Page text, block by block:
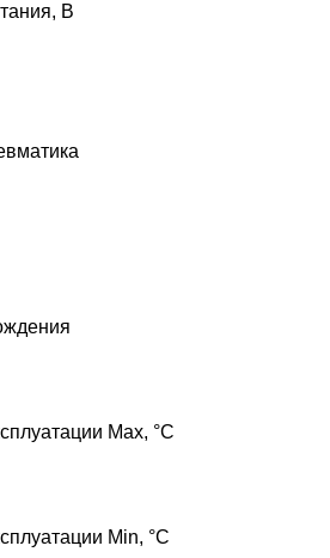
В
Max, °C
Min, °C